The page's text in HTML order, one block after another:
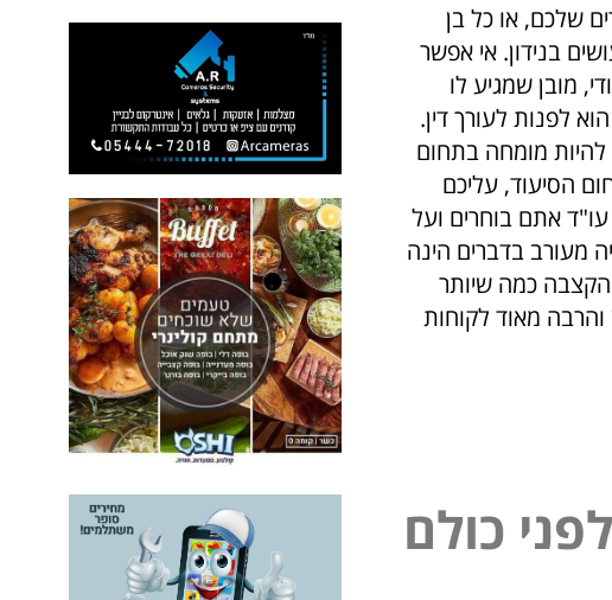
שלכם, או כל בן
בנידון. אי אפשר
מובן שמגיע לו
לפנות לעורך דין.
להיות מומחה בתחום
הסיעוד, עליכם
אתם בוחרים ועל
מעורב בדברים הינה
כמה שיותר
מאוד לקוחות
לפני כולם